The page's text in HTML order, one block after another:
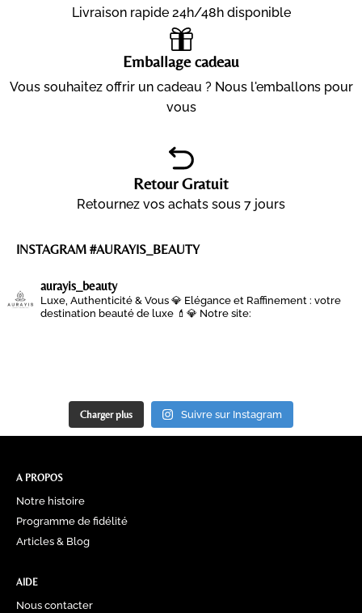
Livraison rapide 24h/48h disponible
Emballage cadeau
Vous souhaitez offrir un cadeau ? Nous l'emballons pour
vous
Retour Gratuit
Retournez vos achats sous 7 jours
INSTAGRAM #AURAYIS_BEAUTY
aurayis_beauty
Luxe, Authenticité & Vous 💎 Elégance et Raffinement : votre
destination beauté de luxe 💄💎 Notre site:
Charger plus Suivre sur Instagram
A PROPOS
Notre histoire
Programme de fidélité
Articles & Blog
AIDE
Nous contacter